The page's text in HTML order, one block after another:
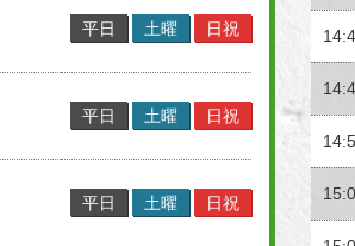
平日 土曜 日祝
平日 土曜 日祝
平日 土曜 日祝